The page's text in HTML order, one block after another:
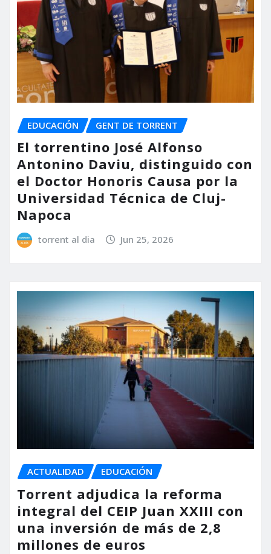
EDUCACIÓN GENT DE TORRENT
El torrentino José Alfonso
Antonino Daviu, distinguido con
el Doctor Honoris Causa por la
Universidad Técnica de Cluj-
Napoca
torrent al dia Jun 25, 2026
ACTUALIDAD EDUCACIÓN
Torrent adjudica la reforma
integral del CEIP Juan XXIII con
una inversión de más de 2,8
millones de euros